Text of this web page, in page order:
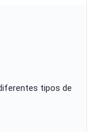
tipos de